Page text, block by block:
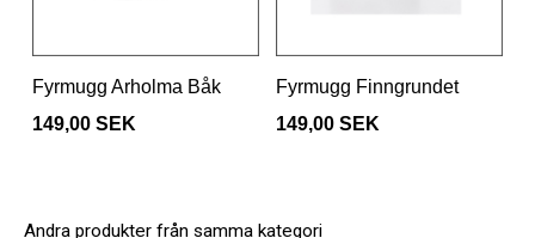
Fyrmugg Arholma Båk
149,00 SEK
Fyrmugg Finngrundet
149,00 SEK
Andra produkter från samma kategori